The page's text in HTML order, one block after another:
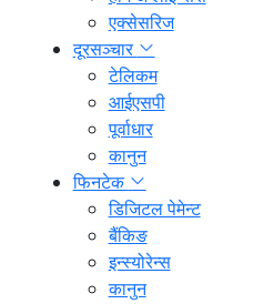
एक्सेसरिज
दूरसञ्चार
टेलिकम
आईएसपी
पूर्वाधार
कानुन
फिनटेक
डिजिटल पेमेन्ट
बैंकिङ
इन्स्योरेन्स
कानुन